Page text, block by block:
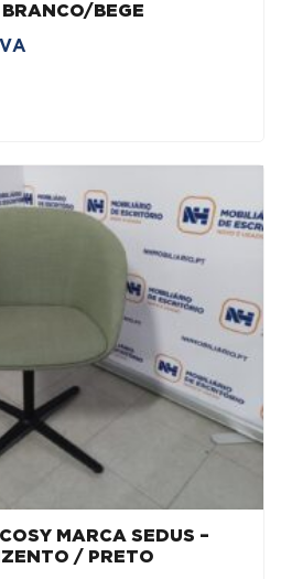
BEGE
MARCA SEDUS –
/ PRETO